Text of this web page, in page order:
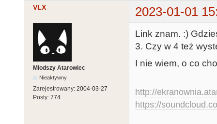
VLX 2023-01-01
Młodszy Atarowiec
Nieaktywny
Zarejestrowany: 2004-03-27
Posty: 774
Link znam. :)
3. Czy w 4 też
I nie wiem, o co
http://
https://